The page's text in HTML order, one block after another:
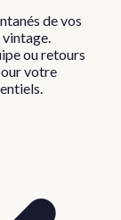
de vos
ou retours
votre